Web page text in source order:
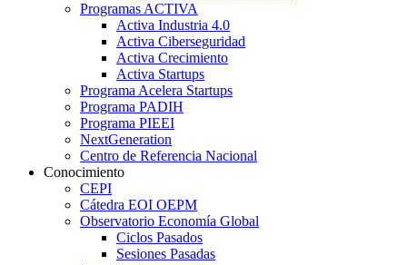
Programas ACTIVA
Activa Industria 4.0
Activa Ciberseguridad
Activa Crecimiento
Activa Startups
Programa Acelera Startups
Programa PADIH
Programa PIEEI
NextGeneration
Centro de Referencia Nacional
Conocimiento
CEPI
Cátedra EOI OEPM
Observatorio Economía Global
Ciclos Pasados
Sesiones Pasadas